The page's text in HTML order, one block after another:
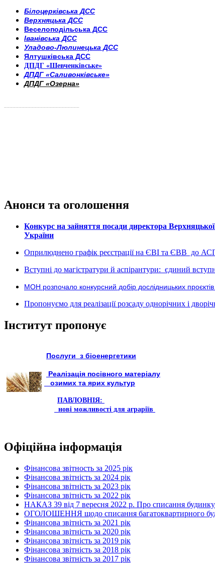
Білоцерківська ДСС
Верхняцька ДСС
Веселоподільська ДСС
Іванівська ДСС
Уладово-Люлинецька ДСС
Ялтушківська ДСС
ДПДГ «Шевченківське»
ДПДГ «Саливонківське»
ДПДГ «Озерна»
Анонси та оголошення
Конкурс на зайняття посади директора Верхняцької
України
Оприлюднено графік реєстрації на ЄВІ та ЄВВ до
Вступні до магістратури й аспірантури: єдиний
МОН розпочало конкурсний добір дослідницьких
Пропонуємо для реалізації розсаду однорічних і
Інститут пропонує
Послуги з біоенергетики
Реалізація посівного матеріалу
озимих та ярих культур
ПАВЛОВНІЯ:
нові можливості для аграріїв
Офіційна інформація
Фінансова звітность за 2025 рік
Фінансова звітність за 2024 рік
Фінансова звітність за 2023 рік
Фінансова звітність за 2022 рік
НАКАЗ 39 від 7 вересня 2022 р. Про списання
ОГОЛОШЕННЯ щодо списання багатоквартирного
Фінансова звітність за 2021 рік
Фінансова звітність за 2020 рік
Фінансова звітність за 2019 рік
Фінансова звітність за 2018 рік
Фінансова звітність за 2017 рік